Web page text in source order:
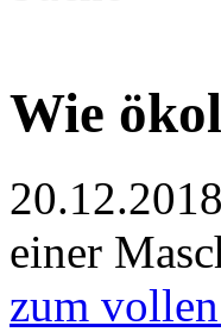
Wie
einer
zum